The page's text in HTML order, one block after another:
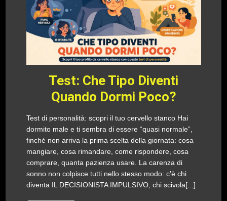
Test: Che Tipo Diventi
Quando Dormi Poco?
Test di personalità: scopri il tuo cervello stanco Hai
dormito male e ti sembra di essere “quasi normale”,
finché non arriva la prima scelta della giornata: cosa
mangiare, cosa rimandare, come rispondere, cosa
comprare, quanta pazienza usare. La carenza di
sonno non colpisce tutti nello stesso modo: c’è chi
diventa IL DECISIONISTA IMPULSIVO, chi scivola[...]